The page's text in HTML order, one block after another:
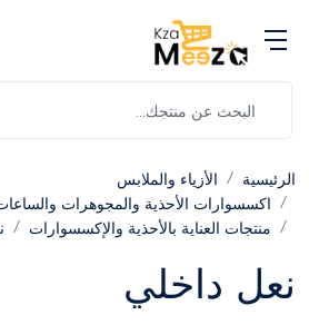
الرئيسية
الأزياء والملابس
اكسسوارات الأحذية والمجوهرات
منتجات العناية بالأحذية والإكسسوارات
نعل داخلي